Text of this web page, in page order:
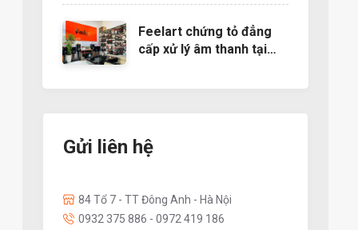
Feelart chứng tỏ đẳng
cấp xử lý âm thanh tại
Gửi liên hệ
84 Tổ 7 - TT Đông Anh - Hà Nội
0932 375 886 - 0972 419 186